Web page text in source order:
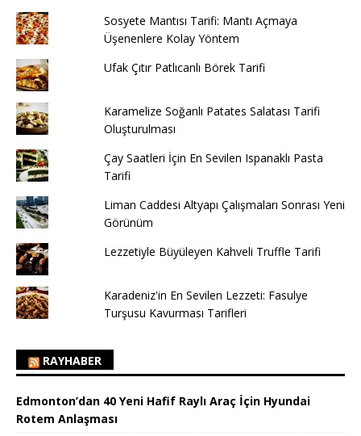
Sosyete Mantısı Tarifi: Mantı Açmaya
Üşenenlere Kolay Yöntem
Ufak Çıtır Patlıcanlı Börek Tarifi
Karamelize Soğanlı Patates Salatası Tarifi
Oluşturulması
Çay Saatleri İçin En Sevilen Ispanaklı Pasta
Tarifi
Liman Caddesi Altyapı Çalışmaları Sonrası Yeni
Görünüm
Lezzetiyle Büyüleyen Kahveli Truffle Tarifi
Karadeniz'in En Sevilen Lezzeti: Fasulye
Turşusu Kavurması Tarifleri
RAYHABER
Edmonton’dan 40 Yeni Hafif Raylı Araç İçin Hyundai
Rotem Anlaşması